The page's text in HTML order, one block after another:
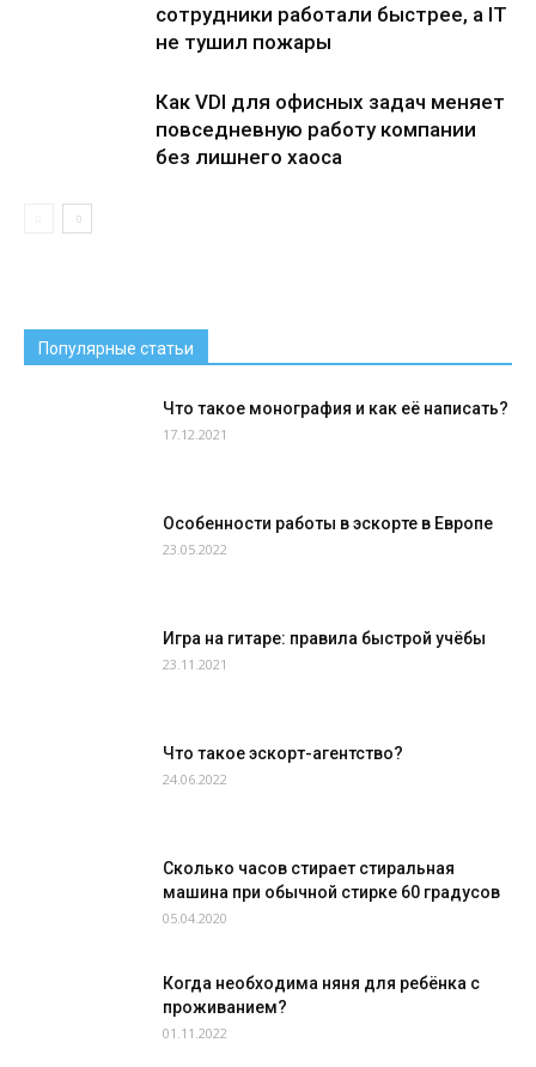
сотрудники работали быстрее, а IT
не тушил пожары
Как VDI для офисных задач меняет
повседневную работу компании
без лишнего хаоса
Популярные статьи
Что такое монография и как её написать?
17.12.2021
Особенности работы в эскорте в Европе
23.05.2022
Игра на гитаре: правила быстрой учёбы
23.11.2021
Что такое эскорт-агентство?
24.06.2022
Сколько часов стирает стиральная
машина при обычной стирке 60 градусов
05.04.2020
Когда необходима няня для ребёнка с
проживанием?
01.11.2022